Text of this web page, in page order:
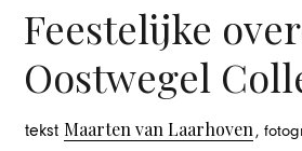
Feestelijke
Oostwegel
tekst Maarten van Laarhoven ,